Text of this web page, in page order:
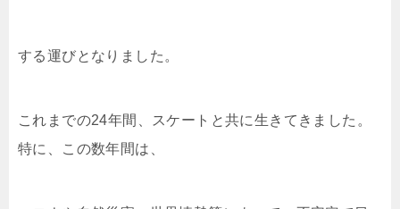
する運びとなりました。
これまでの24年間、スケートと共に生きてきました。
特に、この数年間は、